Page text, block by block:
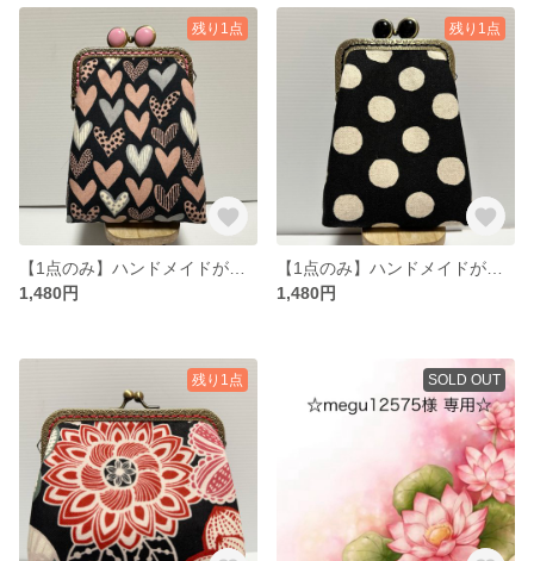
残り1点
1,480円
残り1点
1,480円
残り1点 SOLD OUT